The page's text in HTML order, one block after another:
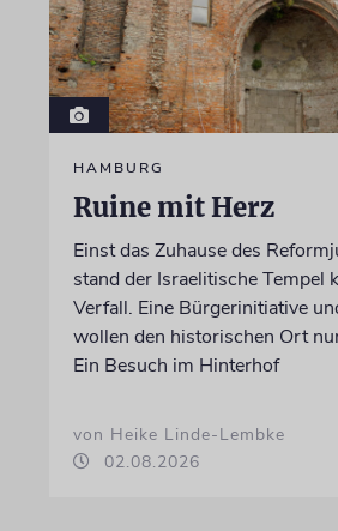
HAMBURG
Ruine mit Herz
Einst das Zuhause des
stand der Israelitische Tempel
Verfall. Eine Bürgerinitiative
wollen den historischen Ort
Ein Besuch im Hinterhof
von Heike Linde-Lembke
02.08.2026